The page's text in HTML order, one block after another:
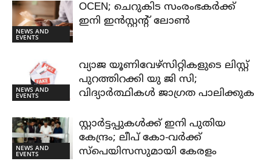
NEWS AND
EVENTS
OCEN; ചെറുകിട സംരംഭകർക്ക്
ഇനി ഇൻസ്റ്റന്റ് ലോൺ
NEWS AND
EVENTS
വ്യാജ യൂണിവേഴ്സിറ്റികളുടെ ലിസ്റ്റ്
പുറത്തിറക്കി യു ജി സി;
വിദ്യാർത്ഥികൾ ജാഗ്രത പാലിക്കുക
NEWS AND
EVENTS
സ്റ്റാർട്ടപ്പുകൾക്ക് ഇനി പുതിയ
കേന്ദ്രം; ലീപ് കോ-വർക്ക്
സ്പെയിസസുമായി കേരളം